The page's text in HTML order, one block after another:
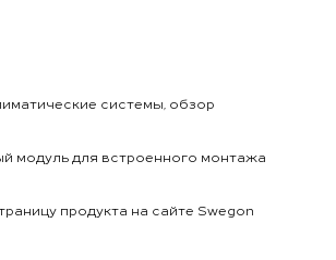
системы, обзор
модуль для встроенного монтажа
продукта на сайте Swegon